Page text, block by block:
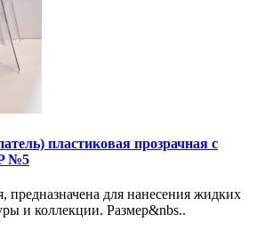
пластиковая прозрачная с
№5
предназначена для нанесения жидких
и коллекции. Размер&nbs..